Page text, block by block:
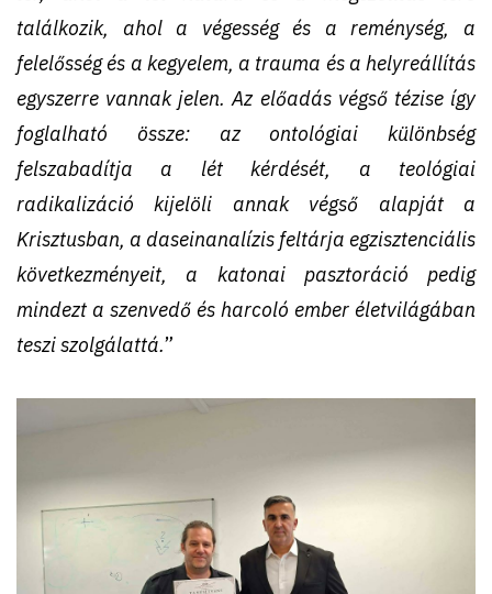
találkozik, ahol a végesség és a reménység, a
felelősség és a kegyelem, a trauma és a helyreállítás
egyszerre vannak jelen. Az előadás végső tézise így
foglalható össze: az ontológiai különbség
felszabadítja a lét kérdését, a teológiai
radikalizáció kijelöli annak végső alapját a
Krisztusban, a daseinanalízis feltárja egzisztenciális
következményeit, a katonai pasztoráció pedig
mindezt a szenvedő és harcoló ember életvilágában
teszi szolgálattá.”